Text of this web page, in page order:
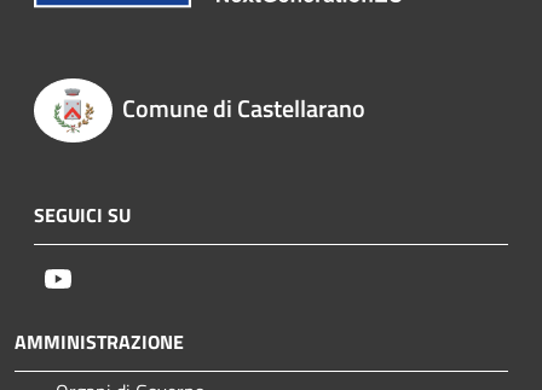
Comune di Castellarano
SEGUICI SU
AMMINISTRAZIONE